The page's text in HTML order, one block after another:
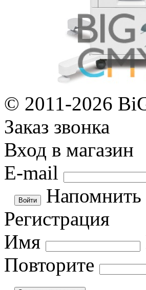
© 2011-2026
Заказ звонка
Вход в магазин
E-mail
Напомнить
Регистрация
Имя
Повторите